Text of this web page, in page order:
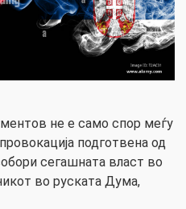
не е само спор меѓу
подготвена од
сегашната власт во
во руската Дума,